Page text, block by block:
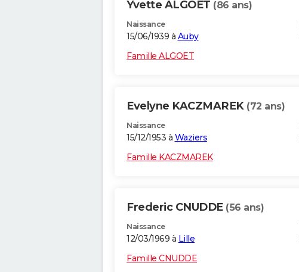
Yvette ALGOET (86 ans)
Naissance
15/06/1939 à Auby
Famille ALGOET
Evelyne KACZMAREK (72 ans)
Naissance
15/12/1953 à Waziers
Famille KACZMAREK
Frederic CNUDDE (56 ans)
Naissance
12/03/1969 à Lille
Famille CNUDDE